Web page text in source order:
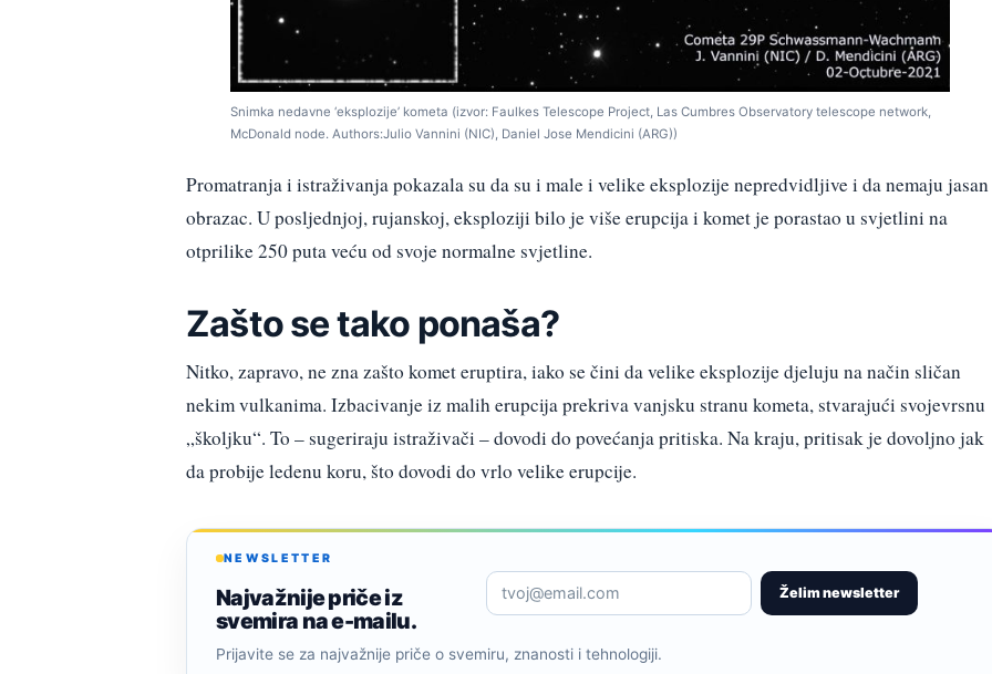
Snimka nedavne ‘eksplozije’ kometa (izvor: Faulkes Telescope Project, Las Cumbres Observatory telescope network,
McDonald node. Authors:Julio Vannini (NIC), Daniel Jose Mendicini (ARG))
Promatranja i istraživanja pokazala su da su i male i velike eksplozije nepredvidljive i da nemaju jasan
obrazac. U posljednjoj, rujanskoj, eksploziji bilo je više erupcija i komet je porastao u svjetlini na
otprilike 250 puta veću od svoje normalne svjetline.
Zašto se tako ponaša?
Nitko, zapravo, ne zna zašto komet eruptira, iako se čini da velike eksplozije djeluju na način sličan
nekim vulkanima. Izbacivanje iz malih erupcija prekriva vanjsku stranu kometa, stvarajući svojevrsnu
„školjku“. To – sugeriraju istraživači – dovodi do povećanja pritiska. Na kraju, pritisak je dovoljno jak
da probije ledenu koru, što dovodi do vrlo velike erupcije.
NEWSLETTER
Najvažnije priče iz
svemira na e-mailu.
Želim newsletter
Prijavite se za najvažnije priče o svemiru, znanosti i tehnologiji.